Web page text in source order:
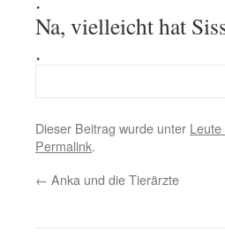
Na, vielleicht hat
.
Dieser Beitrag wurde unter
Permalink.
← Anka und die Tierärzte